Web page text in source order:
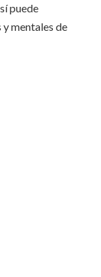
puede
mentales de